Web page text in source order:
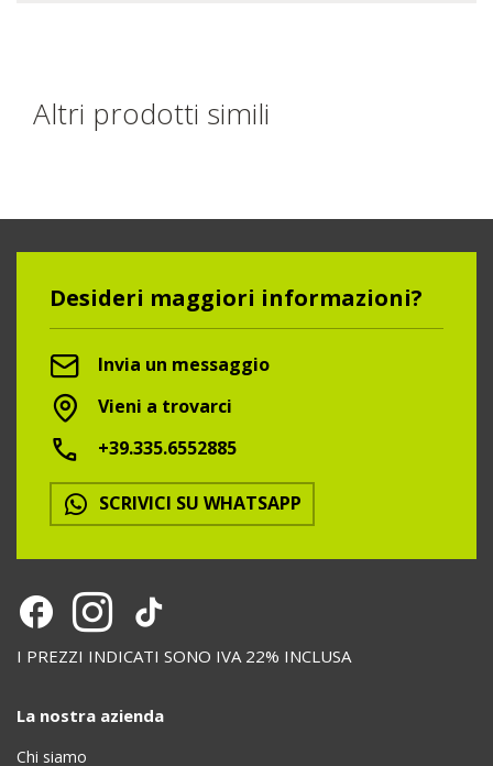
Altri prodotti simili
Desideri maggiori informazioni?
Invia un messaggio
Vieni a trovarci
+39.335.6552885
SCRIVICI SU WHATSAPP
I PREZZI INDICATI SONO IVA 22% INCLUSA
La nostra azienda
Chi siamo